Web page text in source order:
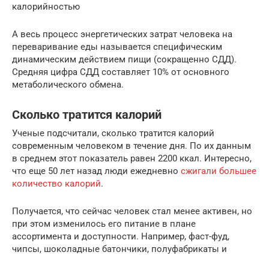
калорийностью
А весь процесс энергетических затрат человека на
переваривание еды называется специфическим
динамическим действием пищи (сокращенно СДД).
Средняя цифра СДД составляет 10% от основного
метаболического обмена.
Сколько тратится калорий
Ученые подсчитали, сколько тратится калорий
современным человеком в течение дня. По их данным
в среднем этот показатель равен 2200 ккал. Интересно,
что еще 50 лет назад люди ежедневно сжигали большее
количество калорий.
Получается, что сейчас человек стал менее активен, но
при этом изменилось его питание в плане
ассортимента и доступности. Например, фаст-фуд,
чипсы, шоколадные батончики, полуфабрикаты и